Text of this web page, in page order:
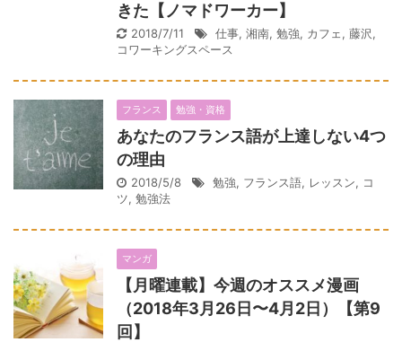
きた【ノマドワーカー】
2018/7/11 仕事, 湘南, 勉強, カフェ, 藤沢,
コワーキングスペース
フランス 勉強・資格
あなたのフランス語が上達しない4つ
の理由
2018/5/8 勉強, フランス語, レッスン, コ
ツ, 勉強法
マンガ
【月曜連載】今週のオススメ漫画
（2018年3月26日〜4月2日）【第9
回】